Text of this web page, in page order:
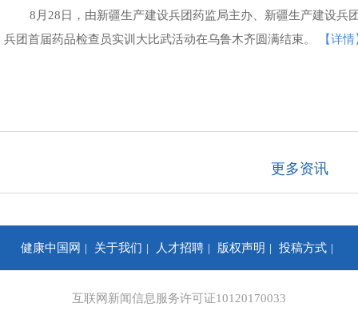
8月28日，由新疆生产建设兵团药监局主办、新疆生产建设兵
兵团首届药品检查员实训大比武活动在乌鲁木齐圆满结束。
【详
更多资讯
健康中国网 关于我们 人才招聘 版权声明 投稿方式
你问我答 合作咨询 信息保护 网站地图
互联网新闻信息服务许可证10120170033